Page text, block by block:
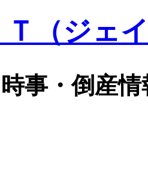
事・倒産